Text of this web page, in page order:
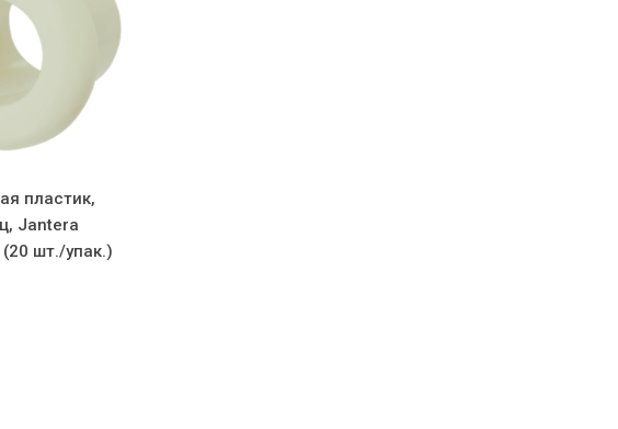
пластик,
Jantera
(20 шт./упак.)